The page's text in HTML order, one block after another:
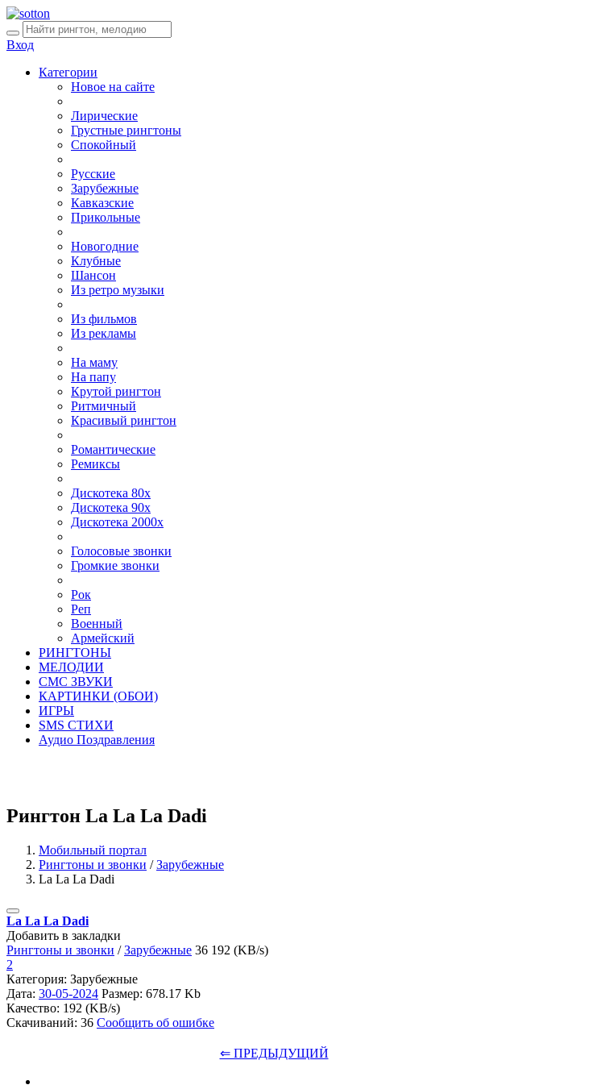
Вход
Категории
Новое на сайте
Лирические
Грустные рингтоны
Спокойный
Русские
Зарубежные
Кавказские
Прикольные
Новогодние
Клубные
Шансон
Из ретро музыки
Из фильмов
Из рекламы
На маму
На папу
Крутой рингтон
Ритмичный
Красивый рингтон
Романтические
Ремиксы
Дискотека 80х
Дискотека 90х
Дискотека 2000х
Голосовые звонки
Громкие звонки
Рок
Реп
Военный
Армейский
РИНГТОНЫ
МЕЛОДИИ
СМС ЗВУКИ
КАРТИНКИ (ОБОИ)
ИГРЫ
SMS СТИХИ
Аудио Поздравления
Рингтон La La La Dadi
Мобильный портал
Рингтоны и звонки /Зарубежные
La La La Dadi
La La La Dadi
Добавить в закладки
Рингтоны и звонки /Зарубежные 36 192 (KB/s)
2
Категория: Зарубежные
Дата: 30-05-2024 Размер: 678.17 Kb
Качество: 192 (KB/s)
Скачиваний: 36 Сообщить об ошибке
⇐ ПРЕДЫДУЩИЙ